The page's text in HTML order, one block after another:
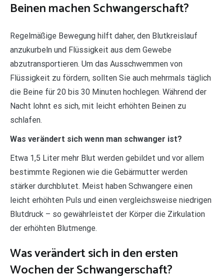
Beinen machen Schwangerschaft?
Regelmäßige Bewegung hilft daher, den Blutkreislauf
anzukurbeln und Flüssigkeit aus dem Gewebe
abzutransportieren. Um das Ausschwemmen von
Flüssigkeit zu fördern, sollten Sie auch mehrmals täglich
die Beine für 20 bis 30 Minuten hochlegen. Während der
Nacht lohnt es sich, mit leicht erhöhten Beinen zu
schlafen.
Was verändert sich wenn man schwanger ist?
Etwa 1,5 Liter mehr Blut werden gebildet und vor allem
bestimmte Regionen wie die Gebärmutter werden
stärker durchblutet. Meist haben Schwangere einen
leicht erhöhten Puls und einen vergleichsweise niedrigen
Blutdruck – so gewährleistet der Körper die Zirkulation
der erhöhten Blutmenge.
Was verändert sich in den ersten
Wochen der Schwangerschaft?